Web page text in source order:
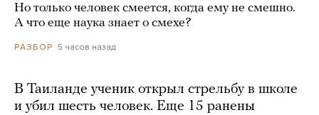
Но только человек смеется, когда ему не смешно.
А что еще наука знает о смехе?
РАЗБОР 5 часов назад
В Таиланде ученик открыл стрельбу в школе
и убил шесть человек. Еще 15 ранены